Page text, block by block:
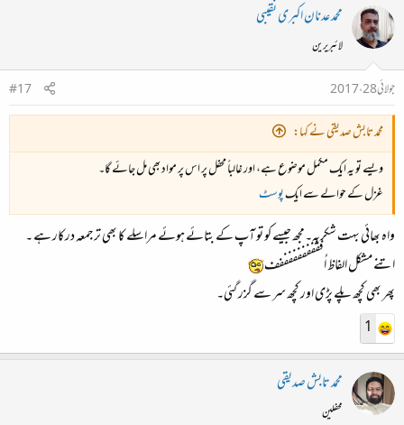
محمد عدنان اکبری نقیبی
لائبریرین
جولائی 28، 2017
#17
محمد تابش صدیقی نے کہا:
ویسے تو یہ ایک مکمل موضوع ہے، اور غالباً محفل پر اس پر مواد بھی مل جائے گا۔
غزل کے حوالے سے ایکپوسٹ
واہ بھائی بہت شکریہ۔مجھ جیسے کو تو آپ کے بتائے ہوئے مراسلے کا بھی ترجمعہ درکار ہے ۔
اتنے مشکل الفاظ اُففففففففففف
پھر بھی کچھ پلے پڑی اور کچھ سر سے گزر گئی۔
1
محمد تابش صدیقی
محفلین